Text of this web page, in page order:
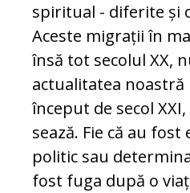
spiritual - diferite și
Aceste migrații în
însă tot secolul XX,
actualitatea noastră
început de secol
sează. Fie că au
po­litic sau
fost fuga după o